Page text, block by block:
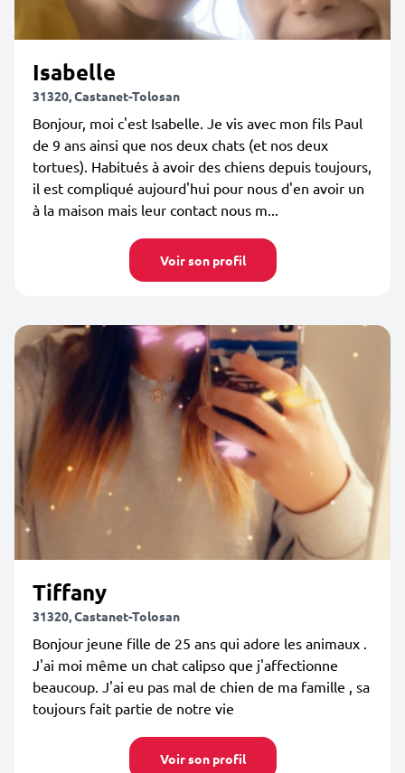
Isabelle
31320, Castanet-Tolosan
Bonjour, moi c'est Isabelle. Je vis avec mon fils Paul
de 9 ans ainsi que nos deux chats (et nos deux
tortues). Habitués à avoir des chiens depuis toujours,
il est compliqué aujourd'hui pour nous d'en avoir un
à la maison mais leur contact nous m...
Voir son profil
Tiffany
31320, Castanet-Tolosan
Bonjour jeune fille de 25 ans qui adore les animaux .
J'ai moi même un chat calipso que j'affectionne
beaucoup. J'ai eu pas mal de chien de ma famille , sa
toujours fait partie de notre vie
Voir son profil